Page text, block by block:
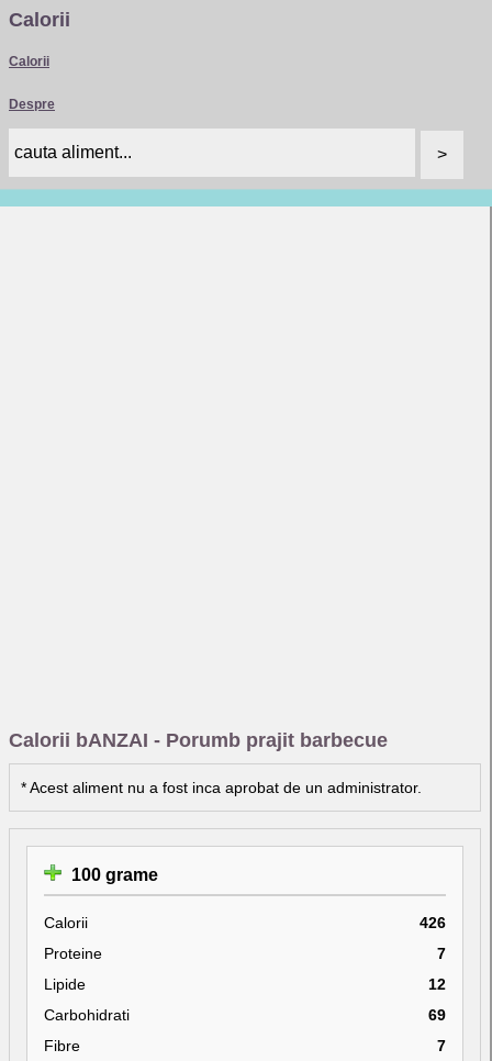
Calorii
Calorii
Despre
Calorii bANZAI - Porumb prajit barbecue
* Acest aliment nu a fost inca aprobat de un administrator.
100 grame
Calorii
426
Proteine
7
Lipide
12
Carbohidrati
69
Fibre
7